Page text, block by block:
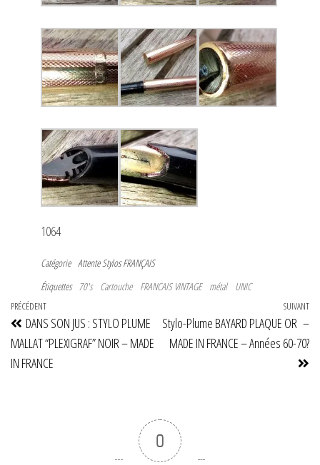
1064
Catégorie AttenteStylos FRANÇAIS
Étiquettes 70's Cartouche FRANCAIS VINTAGE métal UNIC
Navigation
de
l’article
Article
précédent
PRÉCÉDENT
DANS SON JUS : STYLO PLUME
MALLAT “PLEXIGRAF” NOIR – MADE
IN FRANCE
SUIVANT
Stylo-Plume BAYARD PLAQUE OR –
MADE IN FRANCE – Années 60-70?
0